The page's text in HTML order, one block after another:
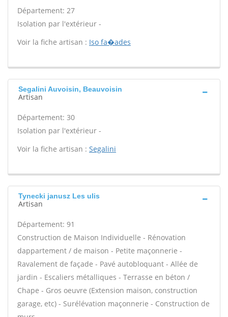
Département: 27
Isolation par l'extérieur -
Voir la fiche artisan : Iso fa�ades
Segalini Auvoisin, Beauvoisin
Artisan
Département: 30
Isolation par l'extérieur -
Voir la fiche artisan : Segalini
Tynecki janusz Les ulis
Artisan
Département: 91
Construction de Maison Individuelle - Rénovation
dappartement / de maison - Petite maçonnerie -
Ravalement de façade - Pavé autobloquant - Allée de
jardin - Escaliers métalliques - Terrasse en béton /
Chape - Gros oeuvre (Extension maison, construction
garage, etc) - Surélévation maçonnerie - Construction de